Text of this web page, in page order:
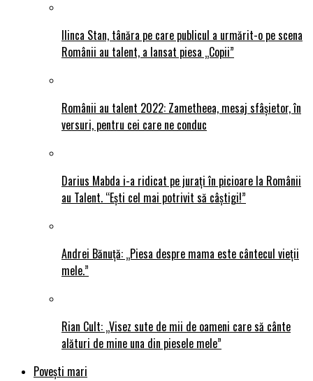
Ilinca Stan, tânăra pe care publicul a urmărit-o pe scena
Românii au talent, a lansat piesa „Copii”
Românii au talent 2022: Zametheea, mesaj sfâșietor, în
versuri, pentru cei care ne conduc
Darius Mabda i-a ridicat pe jurați în picioare la Românii
au Talent. “Ești cel mai potrivit să câștigi!”
Andrei Bănuță: „Piesa despre mama este cântecul vieții
mele.”
Rian Cult: „Visez sute de mii de oameni care să cânte
alături de mine una din piesele mele”
Povești mari